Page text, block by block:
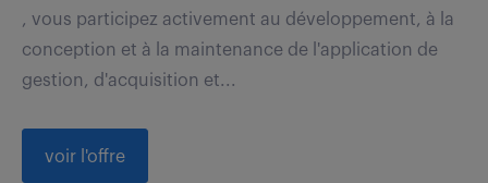
, vous participez activement au développement, à la
conception et à la maintenance de l'application de
gestion, d'acquisition et...
voir l'offre